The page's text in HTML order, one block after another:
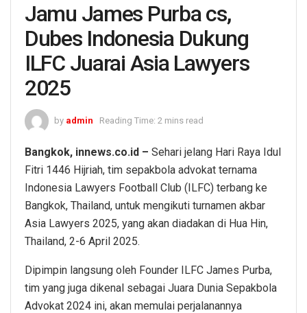
Jamu James Purba cs,
Dubes Indonesia Dukung
ILFC Juarai Asia Lawyers
2025
by admin Reading Time: 2 mins read
Bangkok, innews.co.id – Sehari jelang Hari Raya Idul
Fitri 1446 Hijriah, tim sepakbola advokat ternama
Indonesia Lawyers Football Club (ILFC) terbang ke
Bangkok, Thailand, untuk mengikuti turnamen akbar
Asia Lawyers 2025, yang akan diadakan di Hua Hin,
Thailand, 2-6 April 2025.
Dipimpin langsung oleh Founder ILFC James Purba,
tim yang juga dikenal sebagai Juara Dunia Sepakbola
Advokat 2024 ini, akan memulai perjalanannya